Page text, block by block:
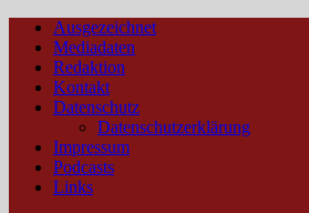
Ausgezeichnet
Mediadaten
Redaktion
Kontakt
Datenschutz
Datenschutzerklärung
Impressum
Podcasts
Links